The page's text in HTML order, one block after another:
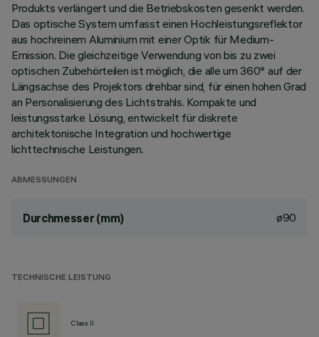
Produkts verlängert und die Betriebskosten gesenkt werden.
Das optische System umfasst einen Hochleistungsreflektor
aus hochreinem Aluminium mit einer Optik für Medium-
Emission. Die gleichzeitige Verwendung von bis zu zwei
optischen Zubehörteilen ist möglich, die alle um 360° auf der
Längsachse des Projektors drehbar sind, für einen hohen Grad
an Personalisierung des Lichtstrahls. Kompakte und
leistungsstarke Lösung, entwickelt für diskrete
architektonische Integration und hochwertige
lichttechnische Leistungen.
ABMESSUNGEN
Durchmesser (mm) ø90
TECHNISCHE LEISTUNG
Class II